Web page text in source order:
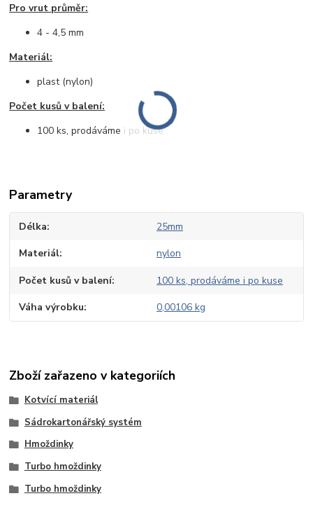
Pro vrut průměr:
4 - 4,5 mm
Materiál:
plast (nylon)
Počet kusů v balení:
100 ks, prodáváme i po kuse
Parametry
Délka 25mm
Materiál nylon
Počet kusů v balení 100 ks, prodáváme i po kuse
Váha výrobku 0,00106 kg
Zboží zařazeno v kategoriích
Kotvící materiál
Sádrokartonářský systém
Hmoždinky
Turbo hmoždinky
Turbo hmoždinky